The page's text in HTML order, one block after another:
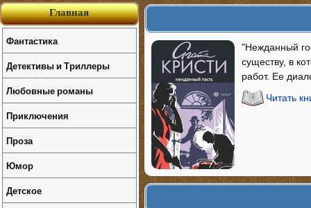
"Нежданный
существу, в
работ. Ее
Читать
Главная
Фантастика
Детективы и Триллеры
Любовные романы
Приключения
Проза
Юмор
Детское